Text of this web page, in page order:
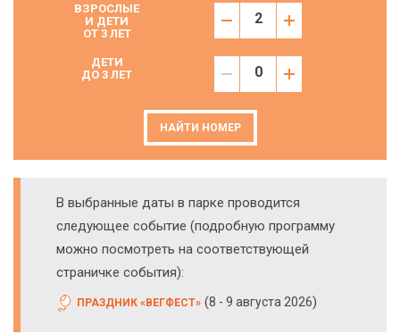
ВЗРОСЛЫЕ
И ДЕТИ
ОТ 3 ЛЕТ
ДЕТИ
ДО 3 ЛЕТ
НАЙТИ НОМЕР
В выбранные даты в парке проводится
следующее событие (подробную программу
можно посмотреть на соответствующей
страничке события):
ПРАЗДНИК «ВЕГФЕСТ» (8 - 9 августа 2026)